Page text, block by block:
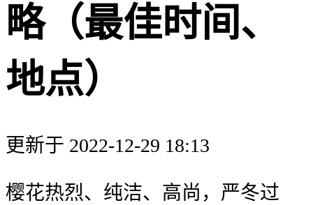
略（最佳时间、
地点）
更新于 2022-12-29 18:13
樱花热烈、纯洁、高尚，严冬过